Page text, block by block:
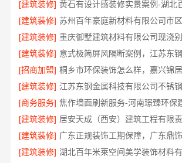
[建筑装修]
[建筑装修]
[建筑装修]
[建筑装修]
[招商加盟]
[建筑装修]
[商务服务] 焦作墙面刷新服务-河南璟臻环保
[建筑装修]
[建筑装修] 广东正规装饰工期保障，广东鼎
[建筑装修]